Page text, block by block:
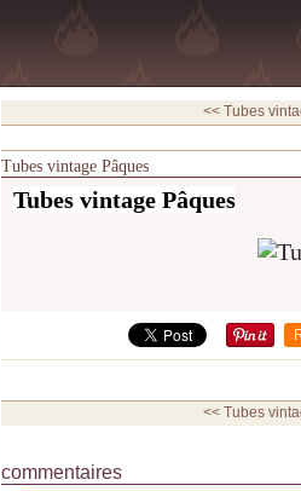
<< Tubes
Tubes vintage Pâques
Tubes vintage Pâques
<< Tubes
commentaires